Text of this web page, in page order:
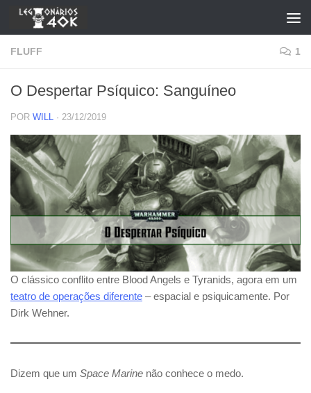
Skip to content
FLUFF 1
O Despertar Psíquico: Sanguíneo
POR WILL · 23/12/2019
O clássico conflito entre Blood Angels e Tyranids, agora em um
teatro de operações diferente – espacial e psiquicamente. Por
Dirk Wehner.
Dizem que um Space Marine não conhece o medo.